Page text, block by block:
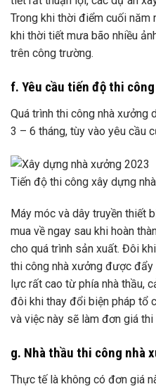
Trong khi thời điểm cuối năm
khi thời tiết mưa bão nhiều
trên công trường.
f. Yêu cầu tiến độ thi
Quá trình thi công nhà xưởng
3 – 6 tháng, tùy vào yêu cầu
Tiến độ thi công xây dựng
Máy móc và dây truyền thiết
mua về ngay sau khi hoàn
cho quá trình sản xuất. Đôi
thi công nhà xưởng được đẩy
lực rất cao từ phía nhà thầu,
đôi khi thay đổi biện pháp tổ
và việc này sẽ làm đơn giá
g. Nhà thầu thi công nhà
Thực tế là không có đơn giá